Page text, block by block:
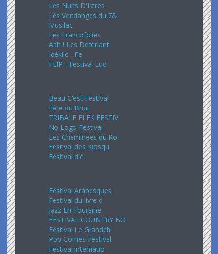
Les Nuits D'Istres
Les Vendanges du 7&
Musilac
Les Francofolies
Aah ! Les Deferlant
Idéklic - Fe
FLIP - Festival Lud
Beau C'est Festival
Fête du Bruit
TRIBALE ELEK FESTIV
No Logo Festival
Les Cheminees du Ro
Festival des Kiosqu
Festival d'é
Festival Arabesques
Festival du livre d
Jazz En Touraine
FESTIVAL COUNTRY BO
Festival Le Grandch
Pop Cornes Festival
Festival internatio